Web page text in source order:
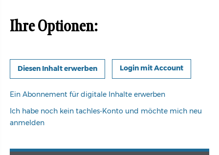
Ihre Optionen:
Login mit Account
Ein Abonnement für digitale Inhalte erwerben
Ich habe noch kein tachles-Konto und möchte mich neu
anmelden